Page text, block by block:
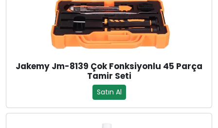
Jakemy Jm-8139 Çok Fonksiyonlu 45 Parça
Tamir Seti
Satın Al